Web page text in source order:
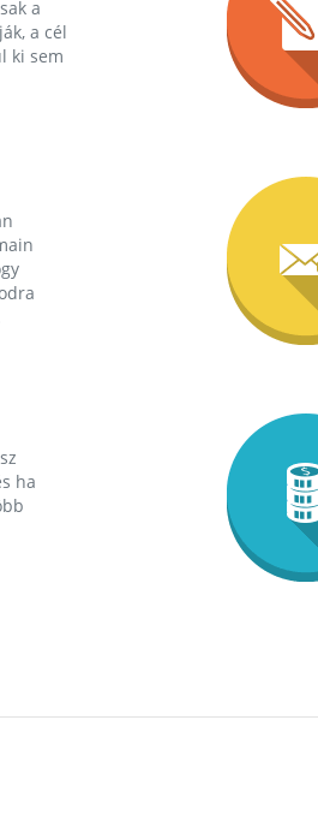
a
a cél
ki sem
ha